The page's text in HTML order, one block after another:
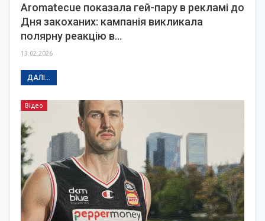
Aromatecue показала гей-пару в рекламі до
Дня закоханих: кампанія викликала
полярну реакцію в…
13.02.2026
ДАЛІ...
Відео